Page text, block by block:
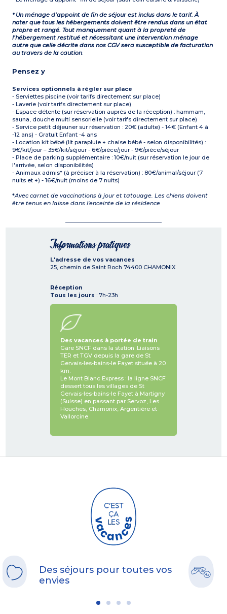
* Un ménage d’appoint de fin de séjour est inclus dans le tarif. À
noter que tous les hébergements doivent être rendus dans un état
propre et rangé. Tout manquement quant à la propreté de
l’hébergement restitué et nécessitant une intervention ménage
autre que celle décrite dans nos CGV sera susceptible de facturation
au travers de la caution.
Pensez y
Services optionnels à régler sur place
- Serviettes piscine (voir tarifs directement sur place)
- Laverie (voir tarifs directement sur place)
- Espace détente (sur réservation auprès de la réception) : hammam,
sauna, douche multi sensorielle (voir tarifs directement sur place)
- Service petit déjeuner sur réservation : 20€ (adulte) - 14€ (Enfant 4 à
-12 ans) - Gratuit Enfant -4 ans
- Location kit bébé (lit parapluie + chaise bébé - selon disponibilités) :
9€/kit/jour – 35€/kit/séjour - 6€/pièce/jour - 9€/pièce/séjour
- Place de parking supplémentaire : 10€/nuit (sur réservation le jour de
l'arrivée, selon disponibilités)
- Animaux admis* (à préciser à la réservation) : 80€/animal/séjour (7
nuits et +) - 16€/nuit (moins de 7 nuits)
*Avec carnet de vaccinations à jour et tatouage. Les chiens doivent
être tenus en laisse dans l'enceinte de la résidence
Informations pratiques
L'adresse de vos vacances
25, chemin de Saint Roch 74400 CHAMONIX
Réception
Tous les jours : 7h-23h
Des vacances à portée de train
Gare SNCF dans la station. Liaisons
TER et TGV depuis la gare de St
Gervais-les-bains-le Fayet située à 20
km.
Le Mont Blanc Express : la ligne SNCF
dessert tous les villages de St
Gervais-les-bains-le Fayet à Martigny
(Suisse) en passant par Servoz, Les
Houches, Chamonix, Argentière et
Vallorcine.
Des séjours pour toutes vos
envies